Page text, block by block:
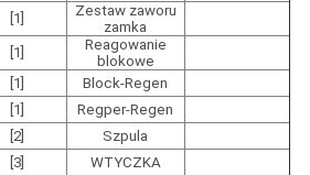
[1]
Zestaw zaworu
zamka
[1]
Reagowanie
blokowe
[1]
Block-Regen
[1]
Regper-Regen
[2]
Szpula
[3]
WTYCZKA